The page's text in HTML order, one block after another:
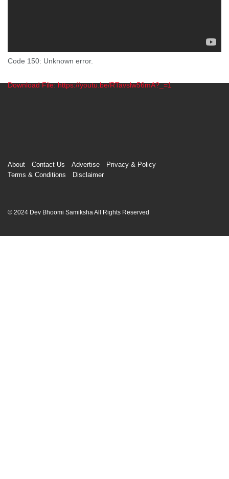
Code 150: Unknown error.
Download File: https://youtu.be/RTavslw56mA?_=1
About Contact Us Advertise
Privacy & Policy
Terms & Conditions
Disclaimer
© 2024 Dev Bhoomi Samiksha All Rights Reserved